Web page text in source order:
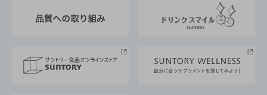
採用情報